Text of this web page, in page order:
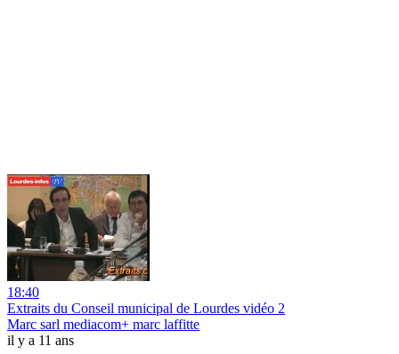
18:40
Extraits du Conseil municipal de Lourdes vidéo 2
Marc sarl mediacom+ marc laffitte
il y a 11 ans